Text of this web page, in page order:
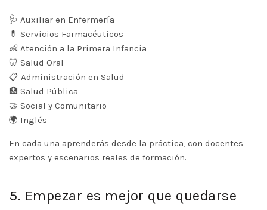
🩺 Auxiliar en Enfermería
💊 Servicios Farmacéuticos
👶 Atención a la Primera Infancia
🦷 Salud Oral
📋 Administración en Salud
🏥 Salud Pública
🤝 Social y Comunitario
🌍 Inglés
En cada una aprenderás desde la práctica, con docentes
expertos y escenarios reales de formación.
5. Empezar es mejor que quedarse